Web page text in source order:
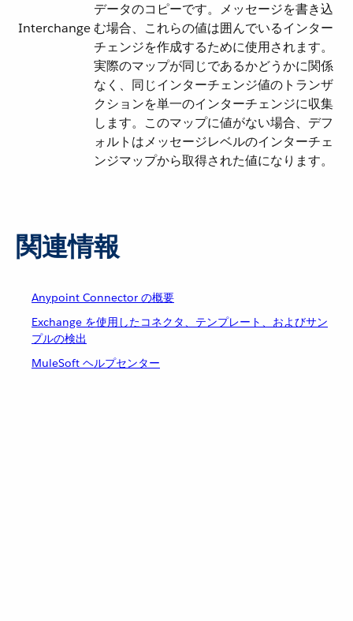
Interchange
データのコピーです。メッセージを書き込
む場合、これらの値は囲んでいるインター
チェンジを作成するために使用されます。
実際のマップが同じであるかどうかに関係
なく、同じインターチェンジ値のトランザ
クションを単一のインターチェンジに収集
します。このマップに値がない場合、デフ
ォルトはメッセージレベルのインターチェ
ンジマップから取得された値になります。
関連情報
Anypoint Connector の概要
Exchange を使用したコネクタ、テンプレート、およびサン
プルの検出
MuleSoft ヘルプセンター